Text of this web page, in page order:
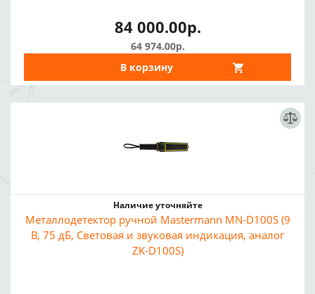
84 000.00р.
64 974.00р.
В корзину
Наличие уточняйте
Металлодетектор ручной Mastermann MN-D100S (9
В, 75 дБ, Световая и звуковая индикация, аналог
ZK-D100S)